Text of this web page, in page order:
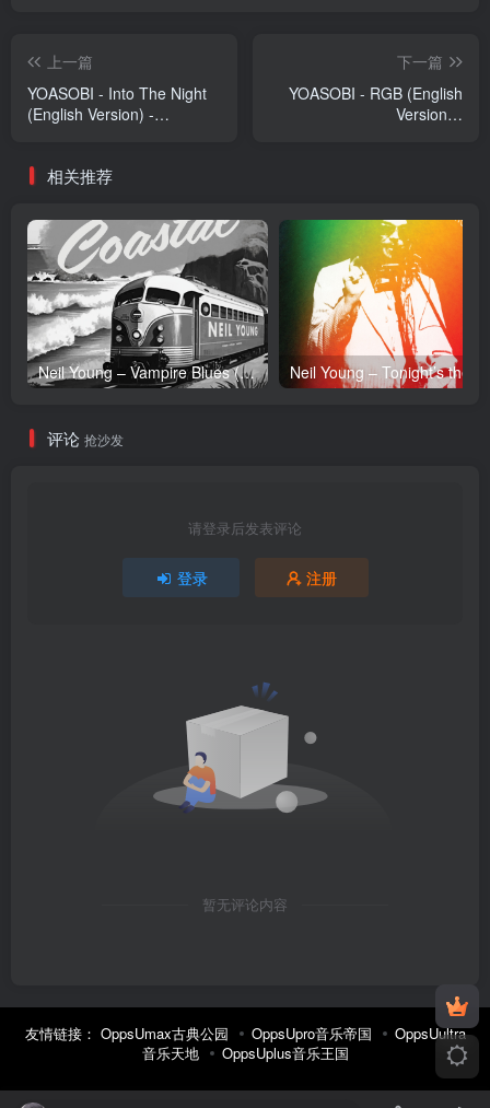
上一篇
YOASOBI - Into The Night
(English Version) -
下一篇
YOASOBI - RGB (English
Version) -
相关推荐
Neil Young – Vampire Blues (Live) – Single(054391239303)【24bit／96.0kHz】土耳其区
评论 抢沙发
请登录后发表评论
登录 注册
暂无评论内容
友情链接： OppsUmax古典公园 OppsUpro音乐帝国
OppsUultra
音乐天地
OppsUplus音乐王国